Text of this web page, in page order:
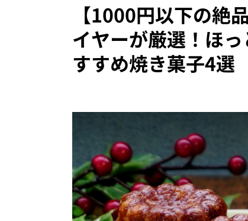
【1000円以下の絶
イヤーが厳選！ほ
すすめ焼き菓子4選